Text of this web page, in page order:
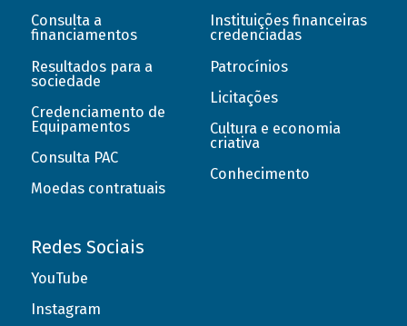
Consulta a
financiamentos
Resultados para a
sociedade
Credenciamento de
Equipamentos
Consulta PAC
Moedas contratuais
Instituições financeiras
credenciadas
Patrocínios
Licitações
Cultura e economia
criativa
Conhecimento
Redes Sociais
YouTube
Instagram